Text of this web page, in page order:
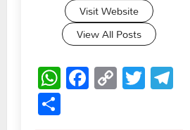
Visit Website
View All Posts
WhatsApp
Facebook
Copy
Link
Twitter